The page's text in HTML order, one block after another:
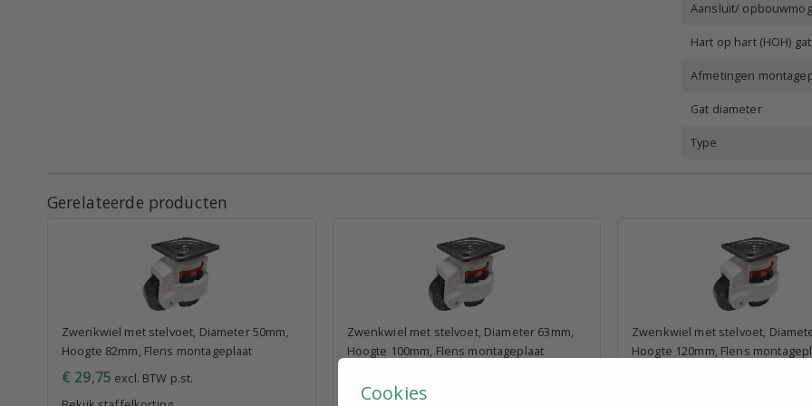
Aansluit/
Hart op hart (HOH)
Afmetingen
Gat diameter
Type
Gerelateerde producten
Zwenkwiel met stelvoet, Diameter 50mm,
Hoogte 82mm, Flens montageplaat
€ 29,75 excl. BTW p.st.
Zwenkwiel met stelvoet, Diameter 63mm,
Hoogte 100mm, Flens montageplaat
Zwenkwiel met stelvoet,
Hoogte 120mm, Flens
Cookies